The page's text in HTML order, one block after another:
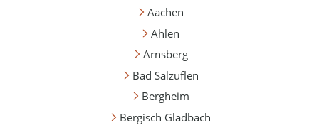
Aachen
Ahlen
Arnsberg
Bad Salzuflen
Bergheim
Bergisch Gladbach